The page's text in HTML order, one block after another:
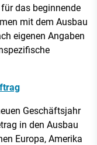
das beginnende
mit dem Ausbau
eigenen Angaben
Geschäftsjahr
in den Ausbau
Europa, Amerika